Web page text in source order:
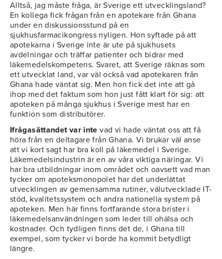
Alltså, jag måste fråga, är Sverige ett utvecklingsland?
En kollega fick frågan från en apotekare från Ghana
under en diskussionsstund på en
sjukhusfarmacikongress nyligen. Hon syftade på att
apotekarna i Sverige inte är ute på sjukhusets
avdelningar och träffar patienter och bidrar med
läkemedelskompetens. Svaret, att Sverige räknas som
ett utvecklat land, var väl också vad apotekaren från
Ghana hade väntat sig. Men hon fick det inte att gå
ihop med det faktum som hon just fått klart för sig: att
apoteken på många sjukhus i Sverige mest har en
funktion som distributörer.
Ifrågasättandet var inte vad vi hade väntat oss att få
höra från en deltagare från Ghana. Vi brukar väl anse
att vi kort sagt har bra koll på läkemedel i Sverige.
Läkemedelsindustrin är en av våra viktiga näringar. Vi
har bra utbildningar inom området och oavsett vad man
tycker om apoteksmonopolet har det underlättat
utvecklingen av gemensamma rutiner, välutvecklade IT-
stöd, kvalitetssystem och andra nationella system på
apoteken. Men här finns fortfarande stora brister i
läkemedelsanvändningen som leder till ohälsa och
kostnader. Och tydligen finns det de, i Ghana till
exempel, som tycker vi borde ha kommit betydligt
längre.